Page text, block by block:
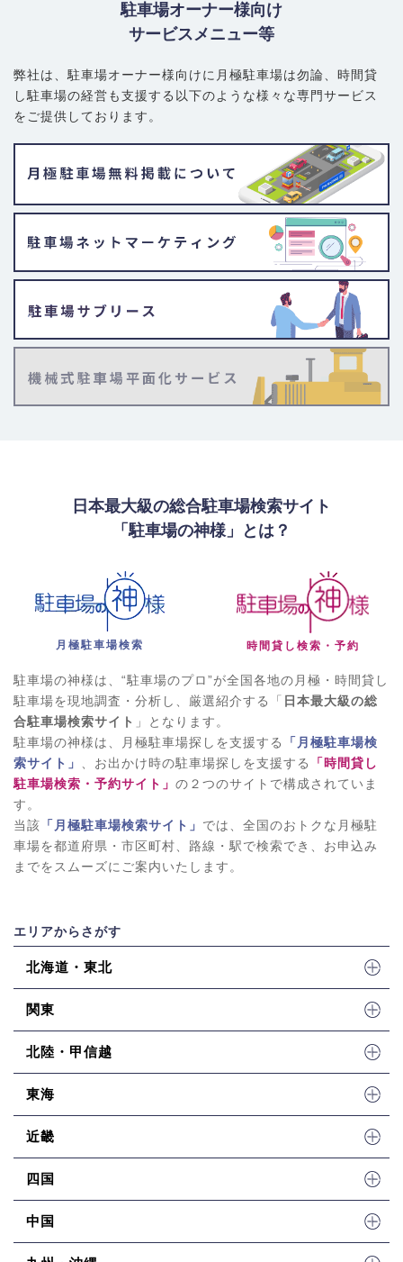
駐車場オーナー様向け
サービスメニュー等
弊社は、駐車場オーナー様向けに月極駐車場は勿論、 時間貸
し駐車場の経営も支援する以下のような様々な専門サービス
をご提供しております。
日本最大級の総合駐車場検索サイト
「駐車場の神様」とは？
月極駐車場検索 時間貸し検索・予約
駐車場の神様は、“駐車場のプロ”が全国各地の月極・時間貸し
駐車場を現地調査・分析し、厳選紹介する「 日本最大級の総
合駐車場検索サイト 」となります。
駐車場の神様は、月極駐車場探しを支援する
「月極駐車場検
索サイト」
、お出かけ時の駐車場探しを支援する
「時間貸し
駐車場検索・予約サイト」 の２つのサイトで構成されていま
す。
当該 「月極駐車場検索サイト」 では、全国のおトクな月極駐
車場を都道府県・市区町村、路線・駅で検索でき、お申込み
までをスムーズにご案内いたします。
エリアからさがす
北海道・東北
関東
北陸・甲信越
東海
近畿
四国
中国